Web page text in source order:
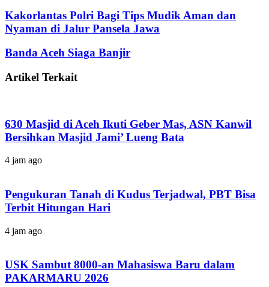
Kakorlantas Polri Bagi Tips Mudik Aman dan
Nyaman di Jalur Pansela Jawa
Banda Aceh Siaga Banjir
Artikel Terkait
630 Masjid di Aceh Ikuti Geber Mas, ASN Kanwil
Bersihkan Masjid Jami’ Lueng Bata
4 jam ago
Pengukuran Tanah di Kudus Terjadwal, PBT Bisa
Terbit Hitungan Hari
4 jam ago
USK Sambut 8000-an Mahasiswa Baru dalam
PAKARMARU 2026